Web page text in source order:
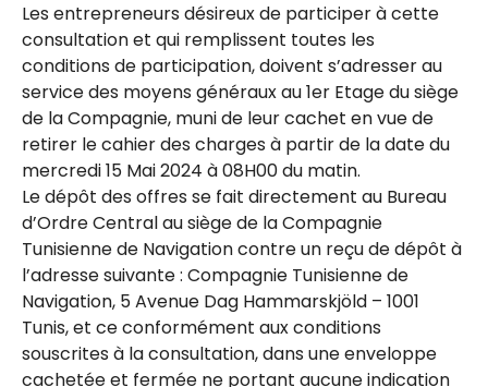
Les entrepreneurs désireux de participer à cette
consultation et qui remplissent toutes les
conditions de participation, doivent s’adresser au
service des moyens généraux au 1er Etage du siège
de la Compagnie, muni de leur cachet en vue de
retirer le cahier des charges à partir de la date du
mercredi 15 Mai 2024 à 08H00 du matin.
Le dépôt des offres se fait directement au Bureau
d’Ordre Central au siège de la Compagnie
Tunisienne de Navigation contre un reçu de dépôt à
l’adresse suivante : Compagnie Tunisienne de
Navigation, 5 Avenue Dag Hammarskjöld – 1001
Tunis, et ce conformément aux conditions
souscrites à la consultation, dans une enveloppe
cachetée et fermée ne portant aucune indication